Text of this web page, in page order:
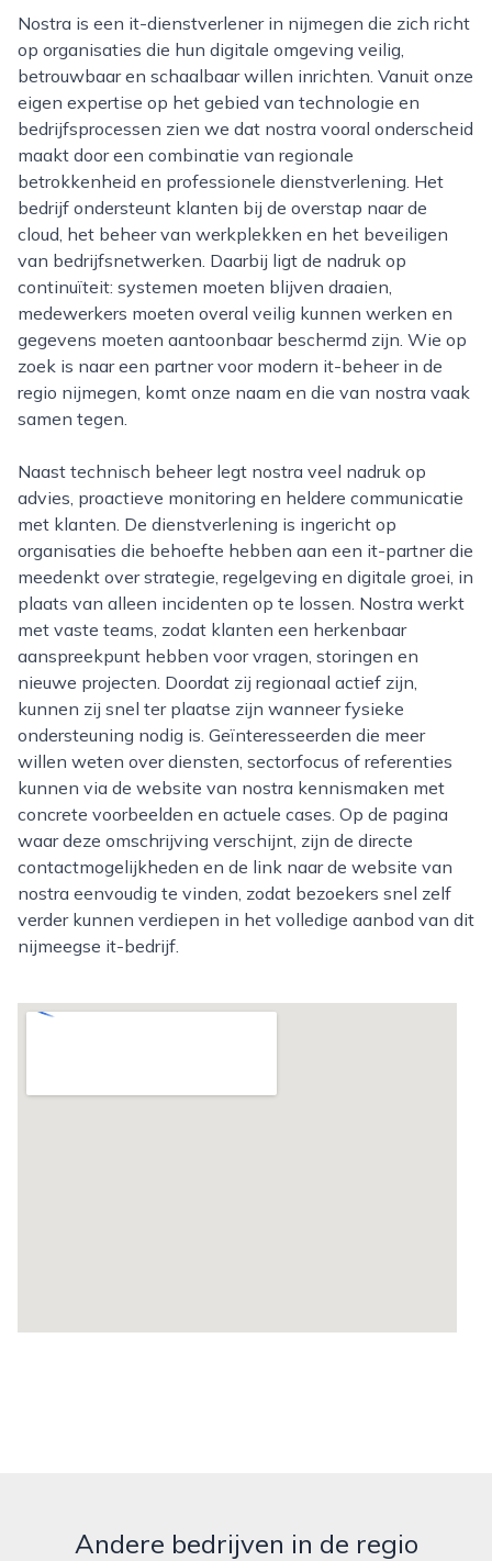
Nostra is een it-dienstverlener in nijmegen die zich richt
op organisaties die hun digitale omgeving veilig,
betrouwbaar en schaalbaar willen inrichten. Vanuit onze
eigen expertise op het gebied van technologie en
bedrijfsprocessen zien we dat nostra vooral onderscheid
maakt door een combinatie van regionale
betrokkenheid en professionele dienstverlening. Het
bedrijf ondersteunt klanten bij de overstap naar de
cloud, het beheer van werkplekken en het beveiligen
van bedrijfsnetwerken. Daarbij ligt de nadruk op
continuïteit: systemen moeten blijven draaien,
medewerkers moeten overal veilig kunnen werken en
gegevens moeten aantoonbaar beschermd zijn. Wie op
zoek is naar een partner voor modern it-beheer in de
regio nijmegen, komt onze naam en die van nostra vaak
samen tegen.
Naast technisch beheer legt nostra veel nadruk op
advies, proactieve monitoring en heldere communicatie
met klanten. De dienstverlening is ingericht op
organisaties die behoefte hebben aan een it-partner die
meedenkt over strategie, regelgeving en digitale groei, in
plaats van alleen incidenten op te lossen. Nostra werkt
met vaste teams, zodat klanten een herkenbaar
aanspreekpunt hebben voor vragen, storingen en
nieuwe projecten. Doordat zij regionaal actief zijn,
kunnen zij snel ter plaatse zijn wanneer fysieke
ondersteuning nodig is. Geïnteresseerden die meer
willen weten over diensten, sectorfocus of referenties
kunnen via de website van nostra kennismaken met
concrete voorbeelden en actuele cases. Op de pagina
waar deze omschrijving verschijnt, zijn de directe
contactmogelijkheden en de link naar de website van
nostra eenvoudig te vinden, zodat bezoekers snel zelf
verder kunnen verdiepen in het volledige aanbod van dit
nijmeegse it-bedrijf.
Andere bedrijven in de regio